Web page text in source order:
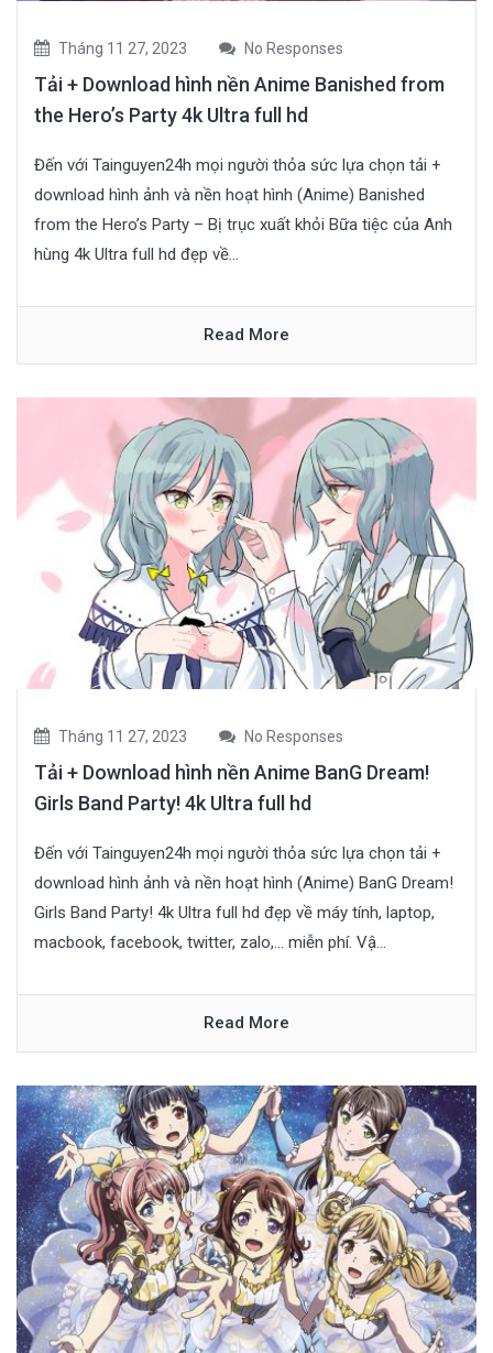
Tháng 11 27, 2023 No Responses
Tải + Download hình nền Anime Banished from
the Hero’s Party 4k Ultra full hd
Đến với Tainguyen24h mọi người thỏa sức lựa chọn tải +
download hình ảnh và nền hoạt hình (Anime) Banished
from the Hero’s Party – Bị trục xuất khỏi Bữa tiệc của Anh
hùng 4k Ultra full hd đẹp về...
Read More
Tháng 11 27, 2023 No Responses
Tải + Download hình nền Anime BanG Dream!
Girls Band Party! 4k Ultra full hd
Đến với Tainguyen24h mọi người thỏa sức lựa chọn tải +
download hình ảnh và nền hoạt hình (Anime) BanG Dream!
Girls Band Party! 4k Ultra full hd đẹp về máy tính, laptop,
macbook, facebook, twitter, zalo,… miễn phí. Vậ...
Read More